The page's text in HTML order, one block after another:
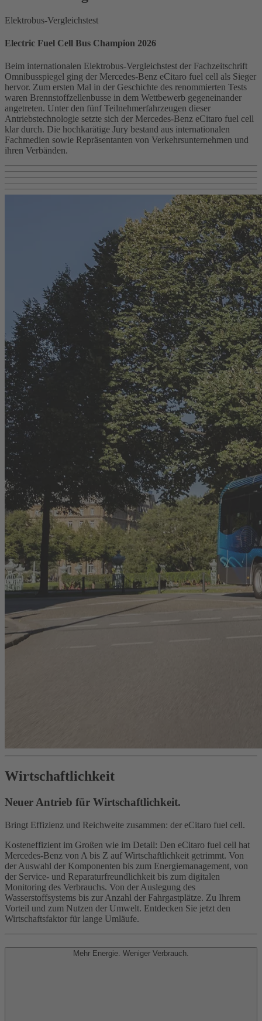
Elektrobus‑Vergleichstest
Electric Fuel Cell Bus Champion 2026
Beim internationalen Elektrobus‑Vergleichstest der Fachzeitschrift
Omnibusspiegel ging der Mercedes‑Benz eCitaro fuel cell als Sieger
hervor. Zum ersten Mal in der Geschichte des renommierten Tests
waren Brennstoffzellenbusse in dem Wettbewerb gegeneinander
angetreten. Unter den fünf Teilnehmerfahrzeugen dieser
Antriebstechnologie setzte sich der Mercedes‑Benz eCitaro fuel cell
klar durch. Die hochkarätige Jury bestand aus internationalen
Fachmedien sowie Repräsentanten von Verkehrsunternehmen und
ihren Verbänden.
Wirtschaftlichkeit
Neuer Antrieb für Wirtschaftlichkeit.
Bringt Effizienz und Reichweite zusammen: der eCitaro fuel cell.
Kosteneffizient im Großen wie im Detail: Den eCitaro fuel cell hat
Mercedes‑Benz von A bis Z auf Wirtschaftlichkeit getrimmt. Von
der Auswahl der Komponenten bis zum Energiemanagement, von
der Service- und Reparaturfreundlichkeit bis zum digitalen
Monitoring des Verbrauchs. Von der Auslegung des
Wasserstoffsystems bis zur Anzahl der Fahrgastplätze. Zu Ihrem
Vorteil und zum Nutzen der Umwelt. Entdecken Sie jetzt den
Wirtschaftsfaktor für lange Umläufe.
Mehr Energie. Weniger Verbrauch.